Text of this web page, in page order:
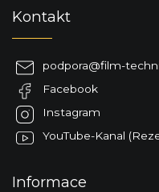
Kontakt
podpora@film-
Facebook
Instagram
YouTube-Kanal
Informace